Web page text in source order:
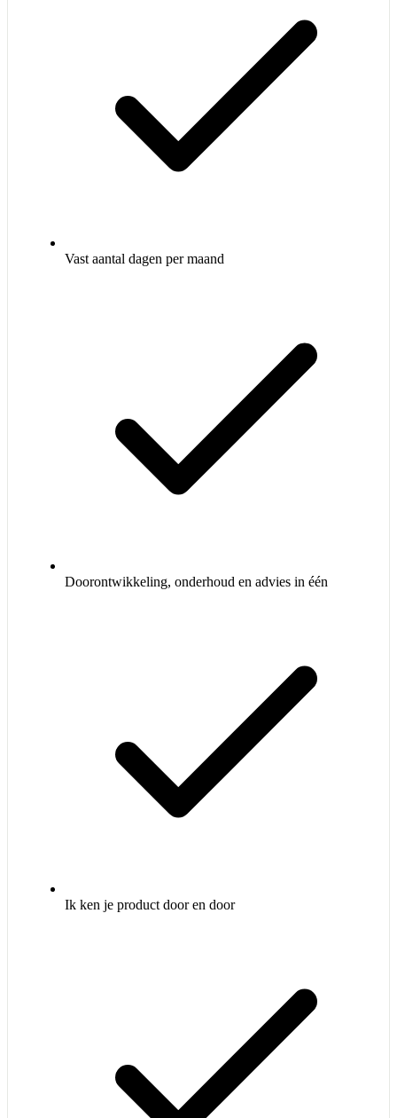
Vast aantal dagen per maand
Doorontwikkeling, onderhoud en advies in één
Ik ken je product door en door